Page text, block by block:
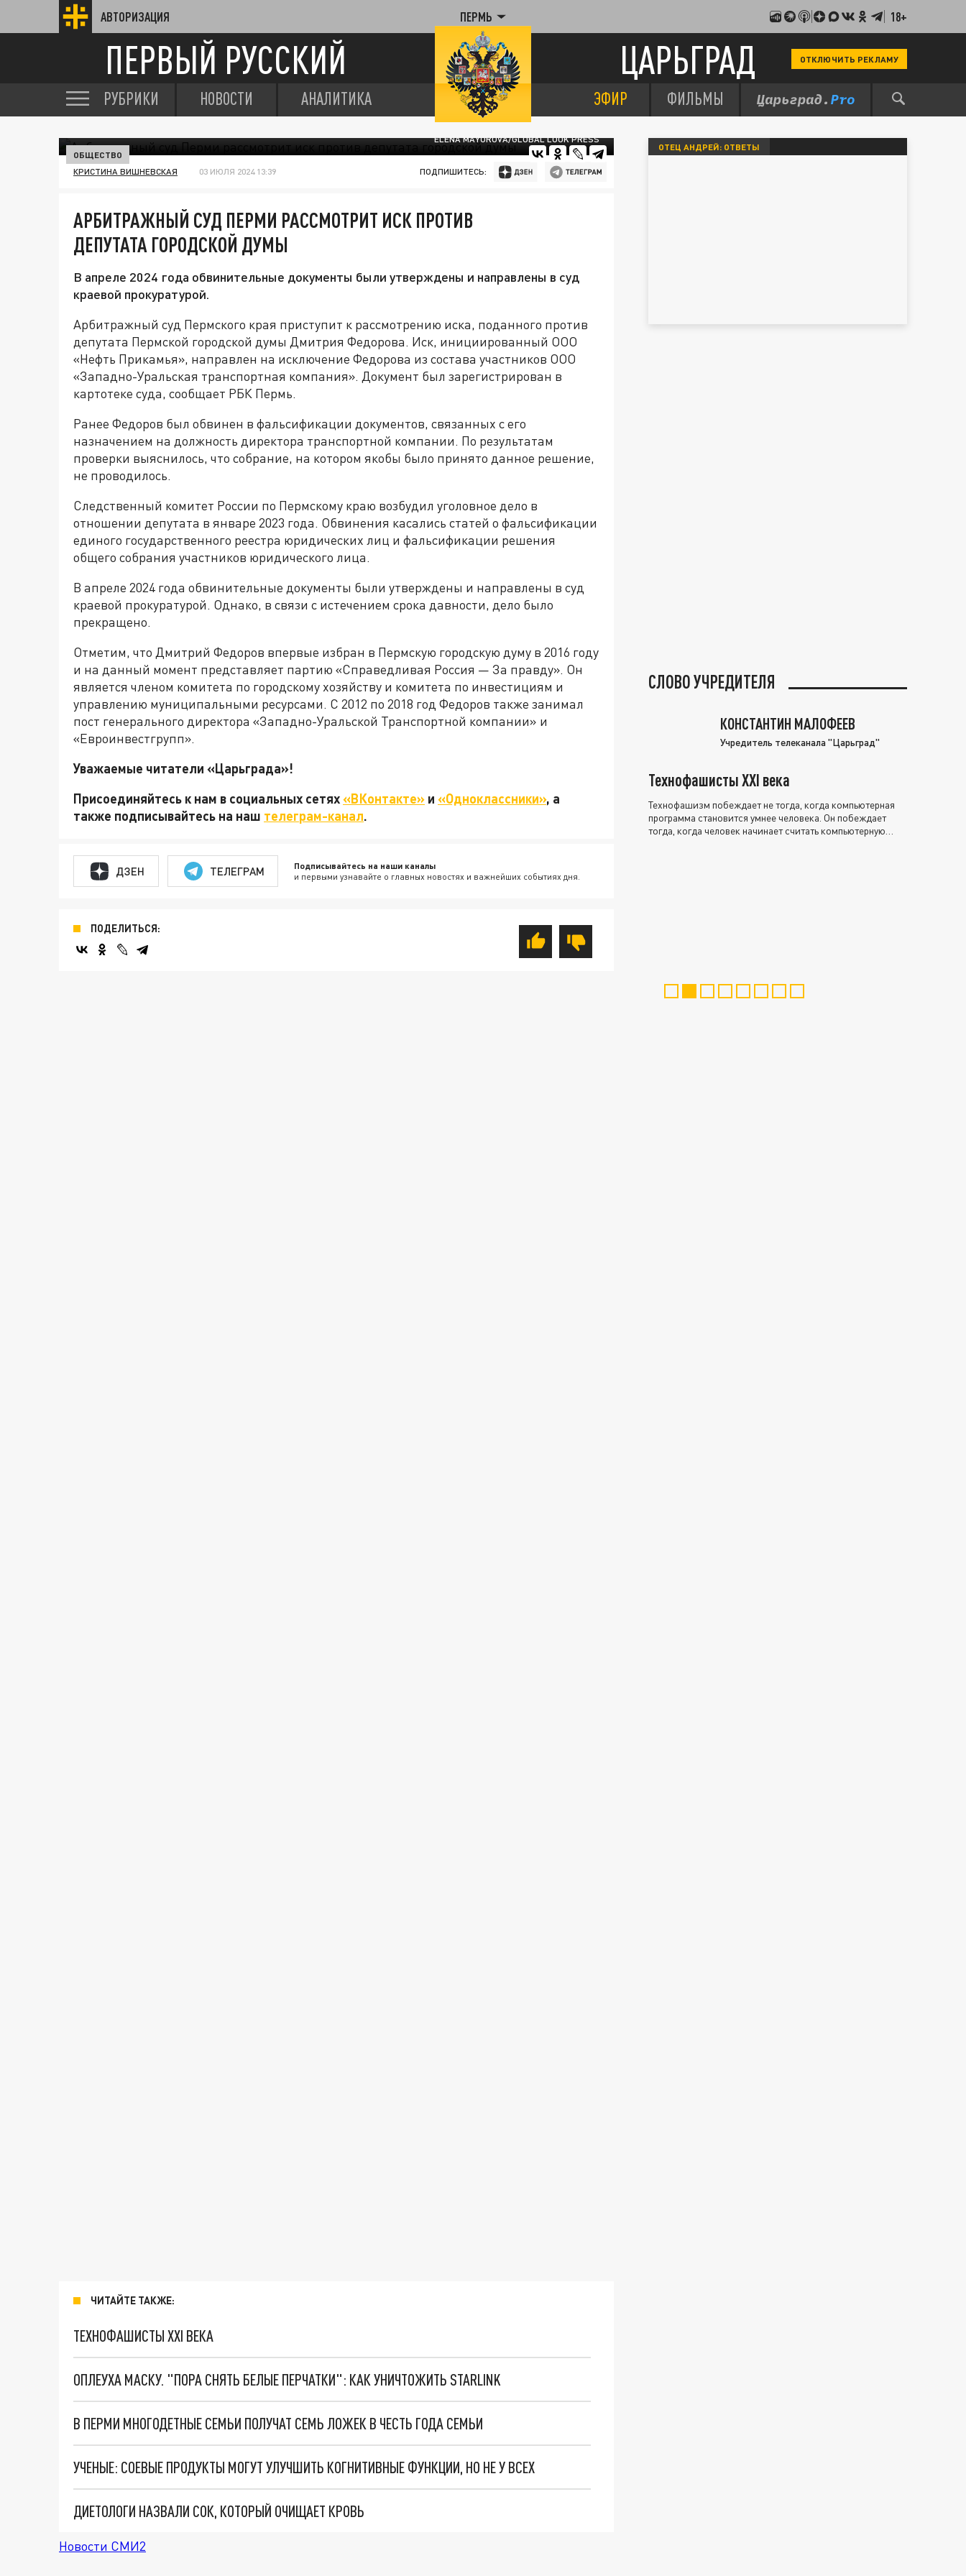
АВТОРИЗАЦИЯ ПЕРМЬ 18+
ПЕРВЫЙ РУССКИЙ ЦАРЬГРАД ОТКЛЮЧИТЬ РЕКЛАМУ
РУБРИКИ НОВОСТИ АНАЛИТИКА ЭФИР ФИЛЬМЫ
ELENA MAYOROVA/GLOBAL LOOK PRESS
ОБЩЕСТВО
КРИСТИНА ВИШНЕВСКАЯ 03 ИЮЛЯ 2024 13:39 ПОДПИШИТЕСЬ:
АРБИТРАЖНЫЙ СУД ПЕРМИ РАССМОТРИТ ИСК ПРОТИВ
ДЕПУТАТА ГОРОДСКОЙ ДУМЫ
В апреле 2024 года обвинительные документы были утверждены и направлены в суд
краевой прокуратурой.
Арбитражный суд Пермского края приступит к рассмотрению иска, поданного против
депутата Пермской городской думы Дмитрия Федорова. Иск, инициированный ООО
«Нефть Прикамья», направлен на исключение Федорова из состава участников ООО
«Западно-Уральская транспортная компания». Документ был зарегистрирован в
картотеке суда, сообщает РБК Пермь.
Ранее Федоров был обвинен в фальсификации документов, связанных с его
назначением на должность директора транспортной компании. По результатам
проверки выяснилось, что собрание, на котором якобы было принято данное решение,
не проводилось.
Следственный комитет России по Пермскому краю возбудил уголовное дело в
отношении депутата в январе 2023 года. Обвинения касались статей о фальсификации
единого государственного реестра юридических лиц и фальсификации решения
общего собрания участников юридического лица.
В апреле 2024 года обвинительные документы были утверждены и направлены в суд
краевой прокуратурой. Однако, в связи с истечением срока давности, дело было
прекращено.
Отметим, что Дмитрий Федоров впервые избран в Пермскую городскую думу в 2016 году
и на данный момент представляет партию «Справедливая Россия — За правду». Он
является членом комитета по городскому хозяйству и комитета по инвестициям и
управлению муниципальными ресурсами. С 2012 по 2018 год Федоров также занимал
пост генерального директора «Западно-Уральской Транспортной компании» и
«Евроинвестгрупп».
Уважаемые читатели «Царьграда»!
Присоединяйтесь к нам в социальных сетях«ВКонтакте» и «Одноклассники», а
также подписывайтесь на наш телеграм-канал.
ДЗЕН ТЕЛЕГРАМ Подписывайтесь на наши каналы
и первыми узнавайте о главных новостях и важнейших событиях дня.
ПОДЕЛИТЬСЯ:
ЧИТАЙТЕ ТАКЖЕ:
ТЕХНОФАШИСТЫ XXI ВЕКА
ОПЛЕУХА МАСКУ. "ПОРА СНЯТЬ БЕЛЫЕ ПЕРЧАТКИ": КАК УНИЧТОЖИТЬ STARLINK
В ПЕРМИ МНОГОДЕТНЫЕ СЕМЬИ ПОЛУЧАТ СЕМЬ ЛОЖЕК В ЧЕСТЬ ГОДА СЕМЬИ
УЧЕНЫЕ: СОЕВЫЕ ПРОДУКТЫ МОГУТ УЛУЧШИТЬ КОГНИТИВНЫЕ ФУНКЦИИ, НО НЕ У ВСЕХ
ДИЕТОЛОГИ НАЗВАЛИ СОК, КОТОРЫЙ ОЧИЩАЕТ КРОВЬ
Новости СМИ2
ОТЕЦ АНДРЕЙ: ОТВЕТЫ
СЛОВО УЧРЕДИТЕЛЯ
КОНСТАНТИН МАЛОФЕЕВ
Учредитель телеканала "Царьград"
Технофашисты XXI века
Технофашизм побеждает не тогда, когда компьютерная
программа становится умнее человека. Он побеждает
тогда, когда человек начинает считать компьютерную